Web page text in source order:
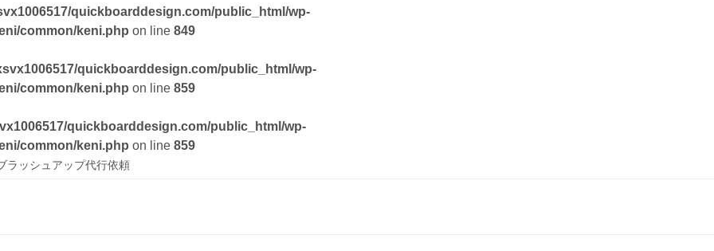
quickboarddesign.com/public_html/wp-
common/keni.php on line 849
quickboarddesign.com/public_html/wp-
common/keni.php on line 859
quickboarddesign.com/public_html/wp-
common/keni.php on line 859
ラッシュアップ代行依頼